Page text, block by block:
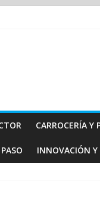
CARROCERÍA Y
INNOVACIÓN